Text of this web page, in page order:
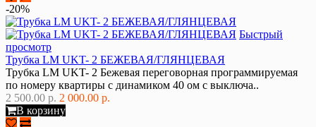
-20%
Быстрый
просмотр
Трубка LM UKT- 2 БЕЖЕВАЯ/ГЛЯНЦЕВАЯ
Трубка LM UKT- 2 Бежевая переговорная программируемая
по номеру квартиры с динамиком 40 ом с выключа..
2 500.00 р. 2 000.00 р.
В корзину